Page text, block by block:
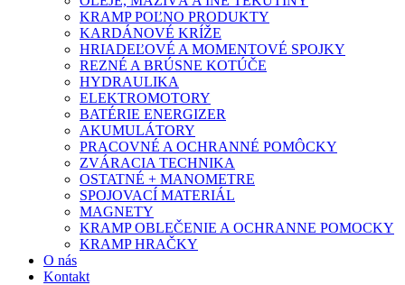
KRAMP POĽNO PRODUKTY
KARDÁNOVÉ KRÍŽE
HRIADEĽOVÉ A MOMENTOVÉ SPOJKY
REZNÉ A BRÚSNE KOTÚČE
HYDRAULIKA
ELEKTROMOTORY
BATÉRIE ENERGIZER
AKUMULÁTORY
PRACOVNÉ A OCHRANNÉ POMÔCKY
ZVÁRACIA TECHNIKA
OSTATNÉ + MANOMETRE
SPOJOVACÍ MATERIÁL
MAGNETY
KRAMP OBLEČENIE A OCHRANNE POMOCKY
KRAMP HRAČKY
O nás
Kontakt